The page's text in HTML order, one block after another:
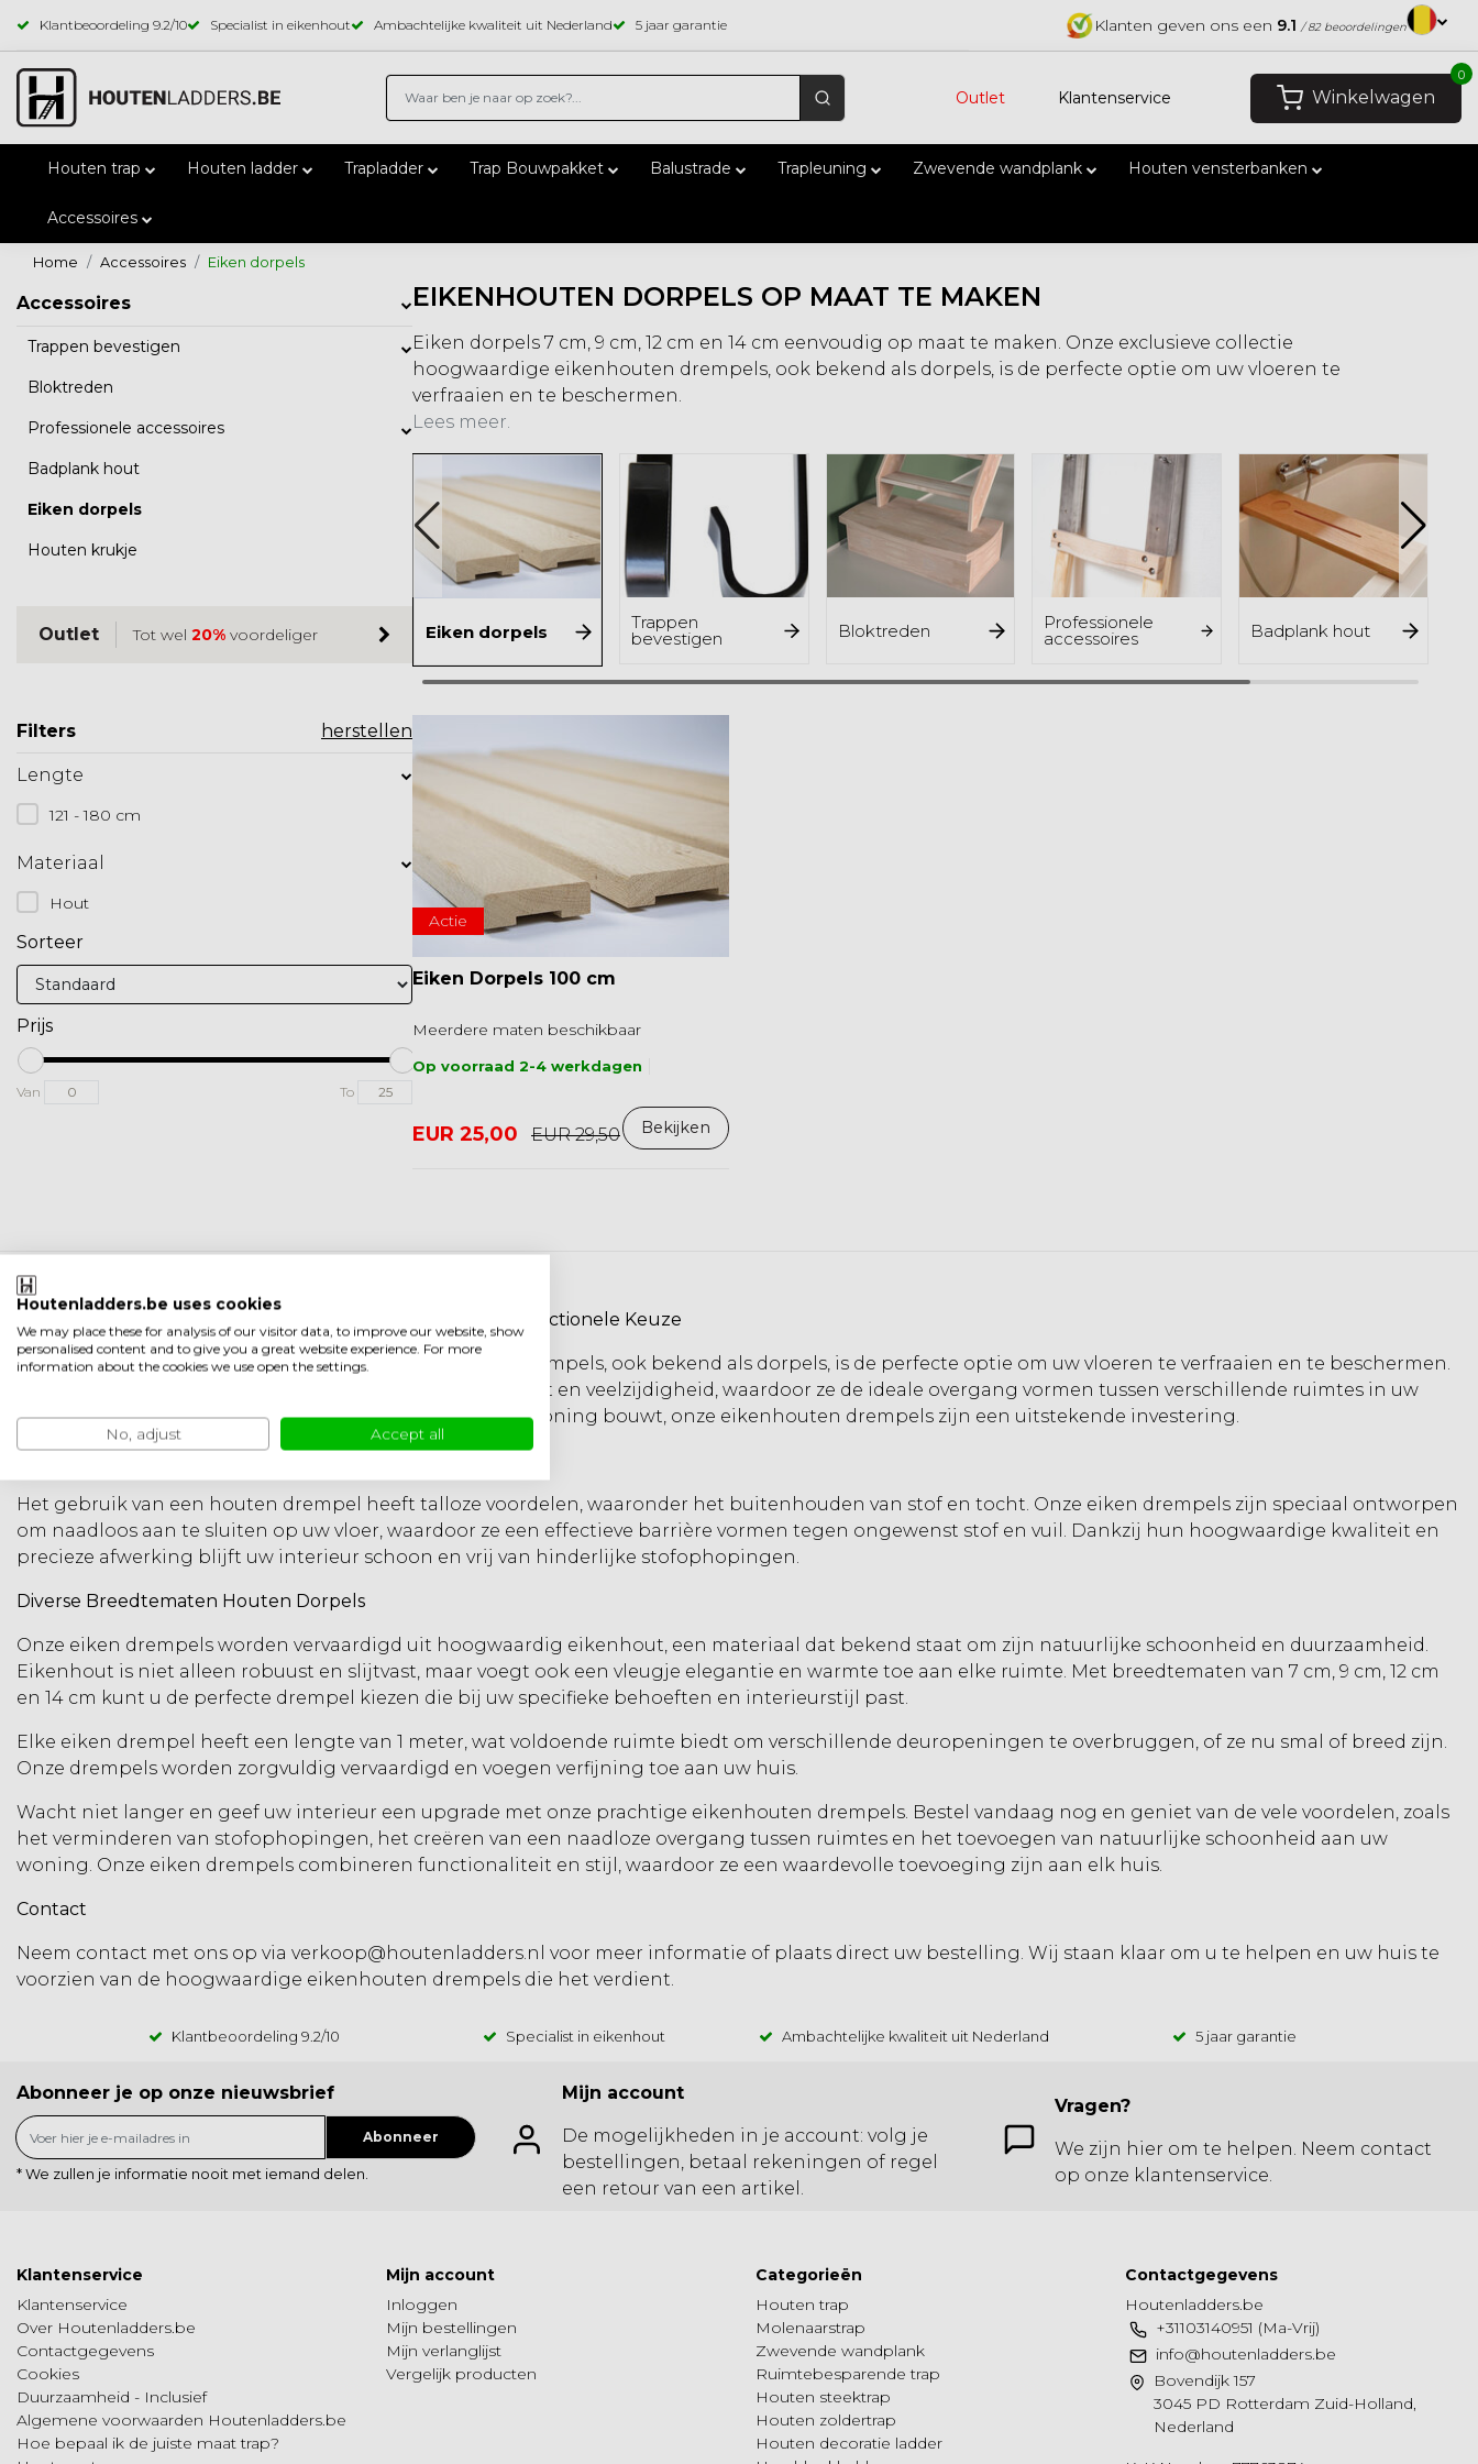
Klantbeoordeling 9.2/10 Specialist in eikenhout Ambachtelijke kwaliteit uit Nederland 5 jaar garantie Klanten geven ons een 9.1 / 82 beoordelingen
Outlet Klantenservice Winkelwagen
0
Houten trap Houten ladder Trapladder Trap Bouwpakket Balustrade Trapleuning Zwevende wandplank Houten vensterbanken
Accessoires
Home Accessoires Eiken dorpels
Accessoires
Trappen bevestigen
Bloktreden
Professionele accessoires
Badplank hout
Eiken dorpels
Houten krukje
Outlet Tot wel 20% voordeliger
Filters herstellen
Lengte
121 - 180 cm
Materiaal
Hout
Sorteer
Prijs
Van To
EIKENHOUTEN DORPELS OP MAAT TE MAKEN
Eiken dorpels 7 cm, 9 cm, 12 cm en 14 cm eenvoudig op maat te maken. Onze exclusieve collectie
hoogwaardige eikenhouten drempels, ook bekend als dorpels, is de perfecte optie om uw vloeren te
verfraaien en te beschermen.
Lees meer.
Trappen
bevestigen Bloktreden Professionele
accessoires Badplank hout
Eiken dorpels
Actie
Eiken Dorpels 100 cm
Meerdere maten beschikbaar
Op voorraad 2-4 werkdagen
EUR 25,00 EUR 29,50 Bekijken
Hoogwaardige Eikenhouten Drempels: Een Stijlvolle en Functionele Keuze
Onze exclusieve collectie hoogwaardige eikenhouten drempels, ook bekend als dorpels, is de perfecte optie om uw vloeren te verfraaien en te beschermen.
Ze bieden duurzaamheid, esthetische aantrekkingskracht en veelzijdigheid, waardoor ze de ideale overgang vormen tussen verschillende ruimtes in uw
huis. Of u nu een renovatieproject plant of een nieuwe woning bouwt, onze eikenhouten drempels zijn een uitstekende investering.
Het gebruik van een houten drempel heeft talloze voordelen, waaronder het buitenhouden van stof en tocht. Onze eiken drempels zijn speciaal ontworpen
om naadloos aan te sluiten op uw vloer, waardoor ze een effectieve barrière vormen tegen ongewenst stof en vuil. Dankzij hun hoogwaardige kwaliteit en
precieze afwerking blijft uw interieur schoon en vrij van hinderlijke stofophopingen.
Diverse Breedtematen Houten Dorpels
Onze eiken drempels worden vervaardigd uit hoogwaardig eikenhout, een materiaal dat bekend staat om zijn natuurlijke schoonheid en duurzaamheid.
Eikenhout is niet alleen robuust en slijtvast, maar voegt ook een vleugje elegantie en warmte toe aan elke ruimte. Met breedtematen van 7 cm, 9 cm, 12 cm
en 14 cm kunt u de perfecte drempel kiezen die bij uw specifieke behoeften en interieurstijl past.
Elke eiken drempel heeft een lengte van 1 meter, wat voldoende ruimte biedt om verschillende deuropeningen te overbruggen, of ze nu smal of breed zijn.
Onze drempels worden zorgvuldig vervaardigd en voegen verfijning toe aan uw huis.
Wacht niet langer en geef uw interieur een upgrade met onze prachtige eikenhouten drempels. Bestel vandaag nog en geniet van de vele voordelen, zoals
het verminderen van stofophopingen, het creëren van een naadloze overgang tussen ruimtes en het toevoegen van natuurlijke schoonheid aan uw
woning. Onze eiken drempels combineren functionaliteit en stijl, waardoor ze een waardevolle toevoeging zijn aan elk huis.
Contact
Neem contact met ons op via verkoop@houtenladders.nl voor meer informatie of plaats direct uw bestelling. Wij staan klaar om u te helpen en uw huis te
voorzien van de hoogwaardige eikenhouten drempels die het verdient.
Klantbeoordeling 9.2/10 Specialist in eikenhout Ambachtelijke kwaliteit uit Nederland 5 jaar garantie
Abonneer je op onze nieuwsbrief
Abonneer
* We zullen je informatie nooit met iemand delen.
Mijn account
De mogelijkheden in je account: volg je
bestellingen, betaal rekeningen of regel
een retour van een artikel.
Vragen?
We zijn hier om te helpen. Neem contact
op onze klantenservice.
Klantenservice
Klantenservice
Over Houtenladders.be
Contactgegevens
Cookies
Duurzaamheid - Inclusief
Algemene voorwaarden Houtenladders.be
Hoe bepaal ik de juiste maat trap?
Mijn account
Inloggen
Mijn bestellingen
Mijn verlanglijst
Vergelijk producten
Categorieën
Houten trap
Molenaarstrap
Zwevende wandplank
Ruimtebesparende trap
Houten steektrap
Houten zoldertrap
Houten decoratie ladder
Contactgegevens
Houtenladders.be
+31103140951 (Ma-Vrij)
info@houtenladders.be
Bovendijk 157
3045 PD Rotterdam Zuid-Holland,
Nederland
Houtenladders.be uses cookies
We may place these for analysis of our visitor data, to improve our website, show
personalised content and to give you a great website experience. For more
information about the cookies we use open the settings.
No, adjust Accept all